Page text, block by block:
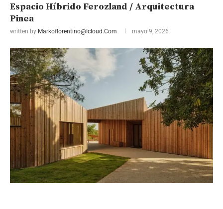
Espacio Híbrido Ferozland / Arquitectura
Pinea
written by Markoflorentino@icloud.com mayo 9, 2026